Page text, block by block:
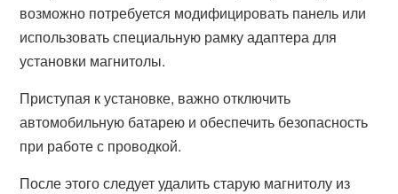
возможно потребуется модифицировать панель или
использовать специальную рамку адаптера для
установки магнитолы.
Приступая к установке, важно отключить
автомобильную батарею и обеспечить безопасность
при работе с проводкой.
После этого следует удалить старую магнитолу из